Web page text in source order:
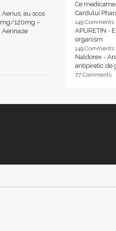
au scos
120mg –
Aerinaze
Ce
Cardului
149 Comments
APURETIN -
organism
149 Comments
Naldorex -
antipiretic de
77 Comments